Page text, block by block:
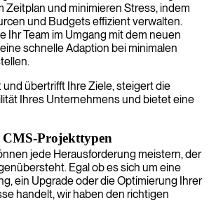
Zeitplan und minimieren Stress, indem
und Budgets effizient verwalten.
Ihr Team im Umgang mit dem neuen
schnelle Adaption bei minimalen
und übertrifft Ihre Ziele, steigert die
Ihres Unternehmens und bietet eine
Projekttypen
jede Herausforderung meistern, der
Egal ob es sich um eine
ein Upgrade oder die Optimierung Ihrer
handelt, wir haben den richtigen